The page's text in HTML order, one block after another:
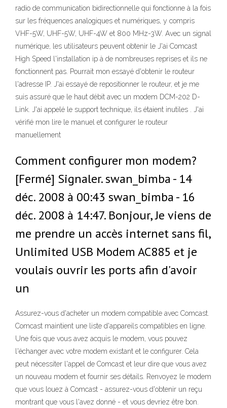
radio de communication bidirectionnelle qui fonctionne à la fois
sur les fréquences analogiques et numériques, y compris
VHF-5W, UHF-5W, UHF-4W et 800 MHz-3W. Avec un signal
numérique, les utilisateurs peuvent obtenir le J'ai Comcast
High Speed l'installation ip à de nombreuses reprises et ils ne
fonctionnent pas. Pourrait mon essayé d'obtenir le routeur
l'adresse IP. J'ai essayé de repositionner le routeur, et je me
suis assuré que le haut débit avec un modem DCM-202 D-
Link. J'ai appelé le support technique, ils étaient inutiles . J'ai
vérifié mon lire le manuel et configurer le routeur
manuellement
Comment configurer mon modem?
[Fermé] Signaler. swan_bimba - 14
déc. 2008 à 00:43 swan_bimba - 16
déc. 2008 à 14:47. Bonjour, Je viens de
me prendre un accès internet sans fil,
Unlimited USB Modem AC885 et je
voulais ouvrir les ports afin d'avoir
un
Assurez-vous d'acheter un modem compatible avec Comcast.
Comcast maintient une liste d'appareils compatibles en ligne.
Une fois que vous avez acquis le modem, vous pouvez
l'échanger avec votre modem existant et le configurer. Cela
peut nécessiter l'appel de Comcast et leur dire que vous avez
un nouveau modem et fournir ses détails. Renvoyez le modem
que vous louez à Comcast - assurez-vous d'obtenir un reçu
montrant que vous l'avez donné - et vous devriez être bon.